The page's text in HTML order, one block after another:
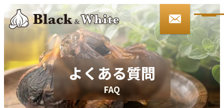
090-3146-4509
9:00～17:00 土日・祝祭日を除く
ご注文・お問い合わせ
HOME
よくある質問
FAQ